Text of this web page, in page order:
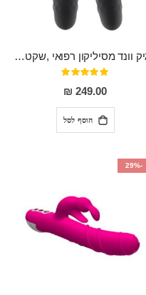
מגיק וונד מסיליקון רפואי ,שקט במיוחד, נטען בעל 10 מהירויות שונות "Erna"
דירוג:
100%
249.00 ₪
הוסף לסל
-29%